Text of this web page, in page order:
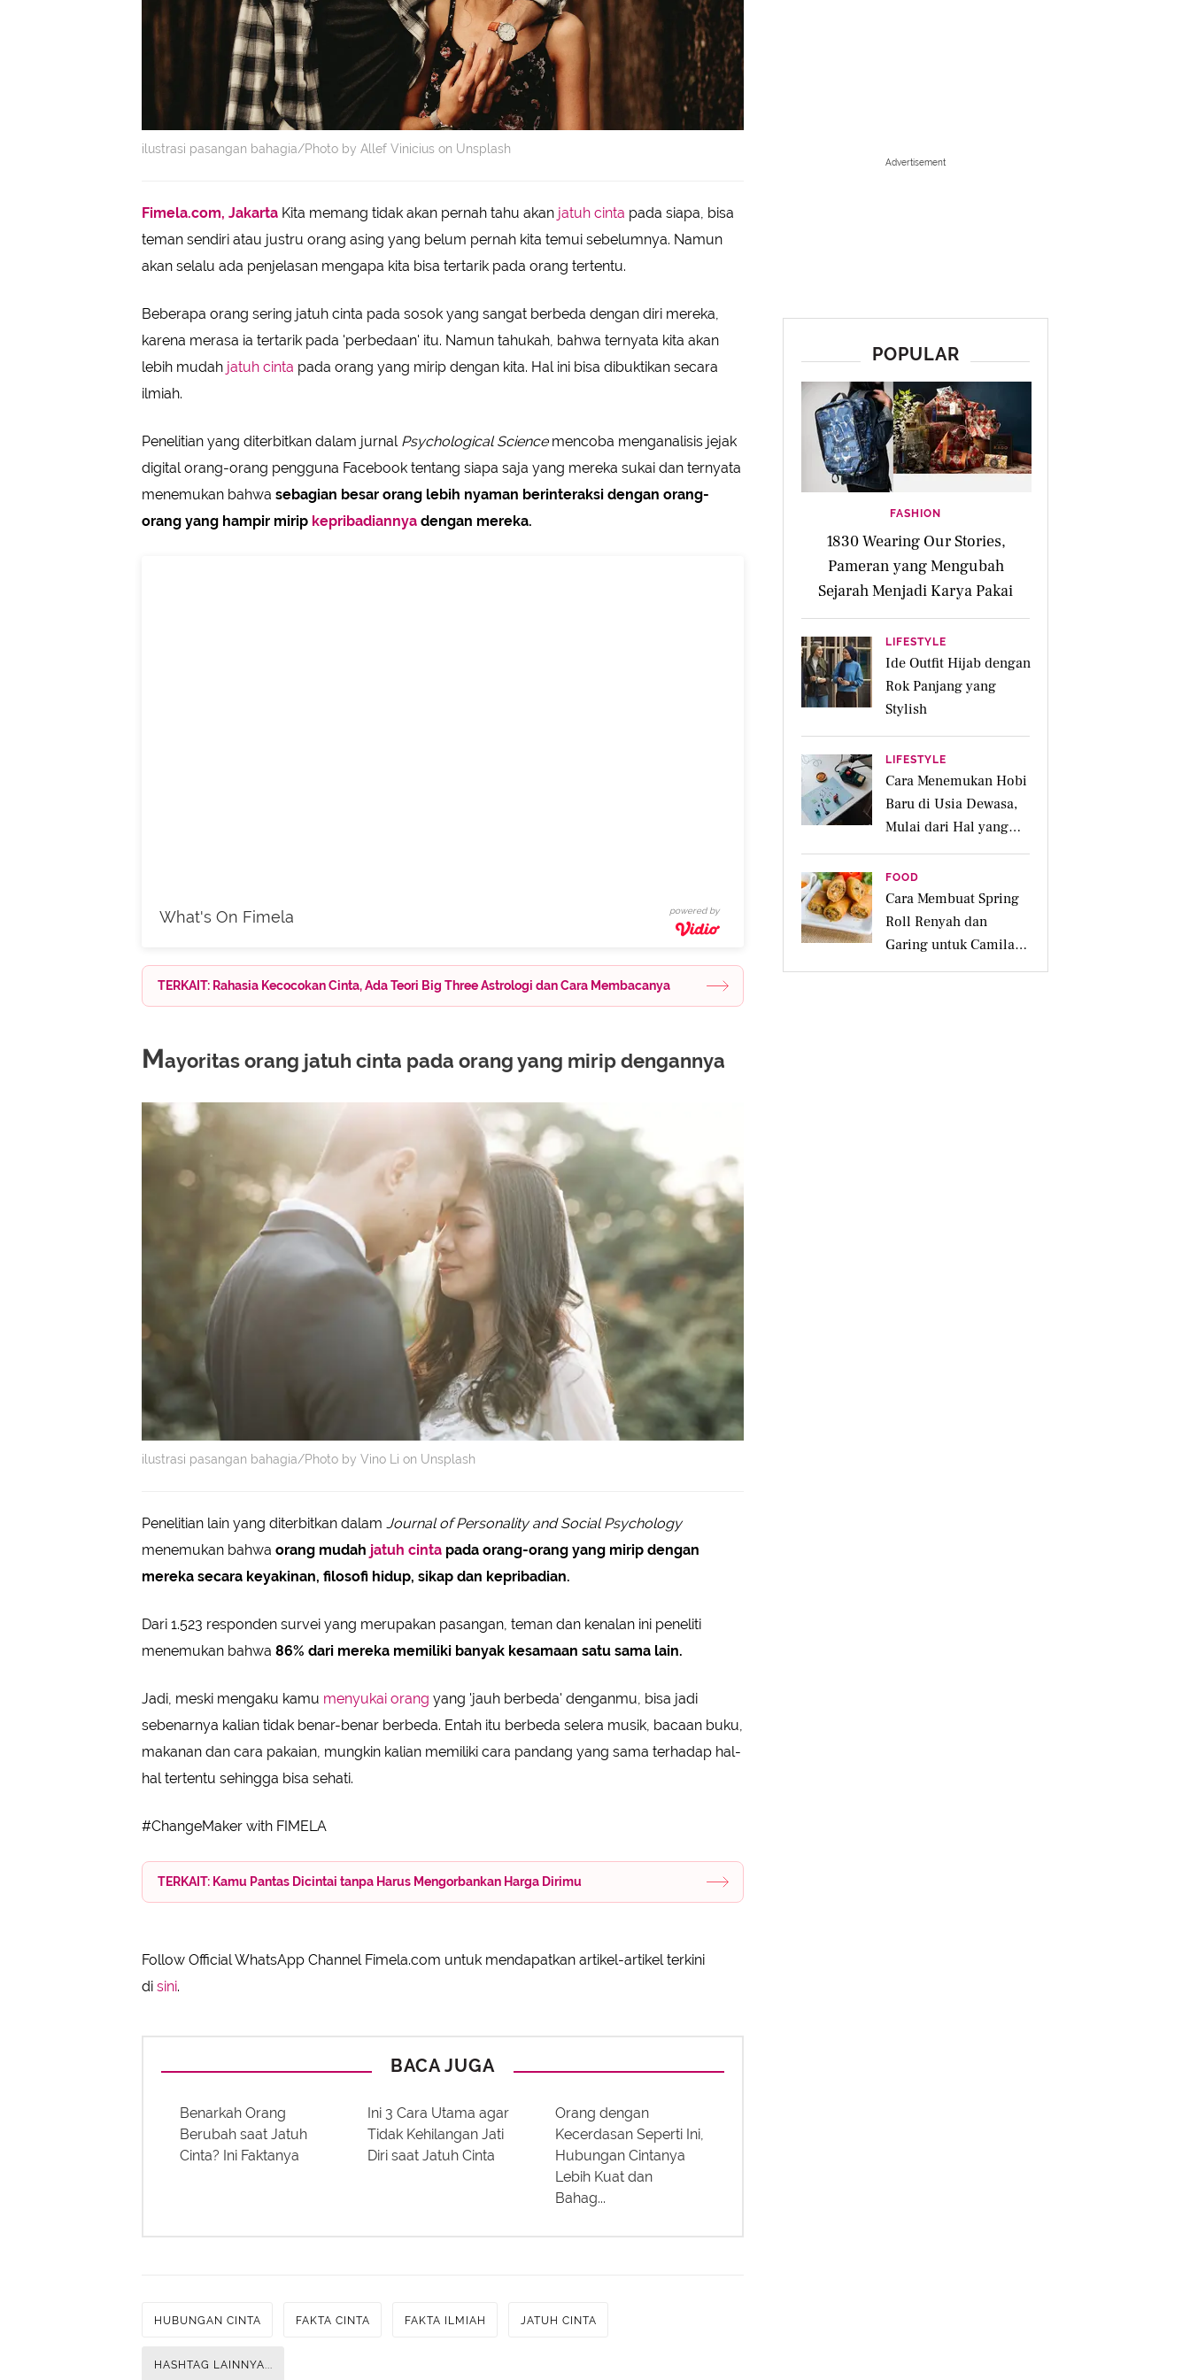
ilustrasi pasangan bahagia/Photo by Allef Vinicius on Unsplash
Fimela.com, Jakarta Kita memang tidak akan pernah tahu akan jatuh cinta pada siapa, bisa
teman sendiri atau justru orang asing yang belum pernah kita temui sebelumnya. Namun
akan selalu ada penjelasan mengapa kita bisa tertarik pada orang tertentu.
Beberapa orang sering jatuh cinta pada sosok yang sangat berbeda dengan diri mereka,
karena merasa ia tertarik pada 'perbedaan' itu. Namun tahukah, bahwa ternyata kita akan
lebih mudah jatuh cinta pada orang yang mirip dengan kita. Hal ini bisa dibuktikan secara
ilmiah.
Penelitian yang diterbitkan dalam jurnal Psychological Sciencemencoba menganalisis jejak
digital orang-orang pengguna Facebook tentang siapa saja yang mereka sukai dan ternyata
menemukan bahwa sebagian besar orang lebih nyaman berinteraksi dengan orang-
orang yang hampir mirip kepribadiannya dengan mereka.
What's On Fimela powered by
TERKAIT: Rahasia Kecocokan Cinta, Ada Teori Big Three Astrologi dan Cara Membacanya
Mayoritas orang jatuh cinta pada orang yang mirip dengannya
ilustrasi pasangan bahagia/Photo by Vino Li on Unsplash
Penelitian lain yang diterbitkan dalam Journal of Personality and Social Psychology
menemukan bahwa orang mudah jatuh cinta pada orang-orang yang mirip dengan
mereka secara keyakinan, filosofi hidup, sikap dan kepribadian.
Dari 1.523 responden survei yang merupakan pasangan, teman dan kenalan ini peneliti
menemukan bahwa 86% dari mereka memiliki banyak kesamaan satu sama lain.
Jadi, meski mengaku kamu menyukai orang yang 'jauh berbeda' denganmu, bisa jadi
sebenarnya kalian tidak benar-benar berbeda. Entah itu berbeda selera musik, bacaan buku,
makanan dan cara pakaian, mungkin kalian memiliki cara pandang yang sama terhadap hal-
hal tertentu sehingga bisa sehati.
#ChangeMaker with FIMELA
TERKAIT: Kamu Pantas Dicintai tanpa Harus Mengorbankan Harga Dirimu
Follow Official WhatsApp Channel Fimela.com untuk mendapatkan artikel-artikel terkini
di sini.
BACA JUGA
Benarkah Orang
Berubah saat Jatuh
Cinta? Ini Faktanya
Ini 3 Cara Utama agar
Tidak Kehilangan Jati
Diri saat Jatuh Cinta
Orang dengan
Kecerdasan Seperti Ini,
Hubungan Cintanya
Lebih Kuat dan
Bahag...
HUBUNGAN CINTA FAKTA CINTA FAKTA ILMIAH JATUH CINTA
HASHTAG LAINNYA...
Advertisement
POPULAR
FASHION
1830 Wearing Our Stories,
Pameran yang Mengubah
Sejarah Menjadi Karya Pakai
LIFESTYLE
Ide Outfit Hijab dengan
Rok Panjang yang
Stylish
LIFESTYLE
Cara Menemukan Hobi
Baru di Usia Dewasa,
Mulai dari Hal yang
Disukai
FOOD
Cara Membuat Spring
Roll Renyah dan
Garing untuk Camilan
Pesta